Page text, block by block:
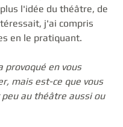
l'idée du théâtre, de
j'ai compris
en le pratiquant.
provoqué en vous
mais est-ce que vous
au théâtre aussi ou